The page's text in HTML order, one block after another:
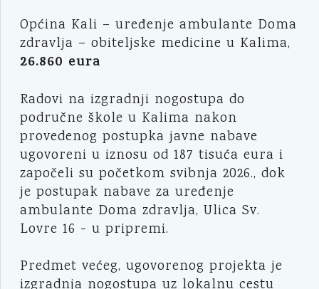
Općina Kali – uređenje ambulante Doma
zdravlja – obiteljske medicine u Kalima,
26.860 eura
Radovi na izgradnji nogostupa do
područne škole u Kalima nakon
provedenog postupka javne nabave
ugovoreni u iznosu od 187 tisuća eura i
započeli su početkom svibnja 2026., dok
je postupak nabave za uređenje
ambulante Doma zdravlja, Ulica Sv.
Lovre 16 - u pripremi.
Predmet većeg, ugovorenog projekta je